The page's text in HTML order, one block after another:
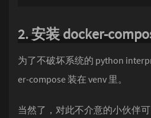
2. 安装 docker-
为了不破坏系统的 python
er-compose 装在 venv 里。
当然了，对此不介意的小伙伴可